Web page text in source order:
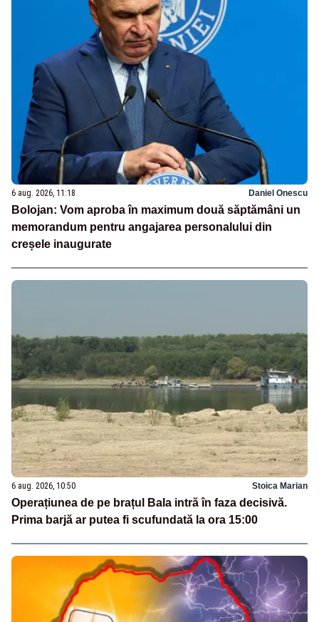
6 aug. 2026, 11:18 Daniel Onescu
Bolojan: Vom aproba în maximum două săptămâni un
memorandum pentru angajarea personalului din
creșele inaugurate
6 aug. 2026, 10:50 Stoica Marian
Operațiunea de pe brațul Bala intră în faza decisivă.
Prima barjă ar putea fi scufundată la ora 15:00